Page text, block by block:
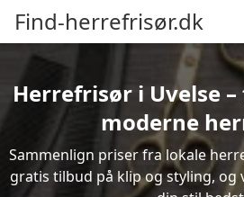
Find-herrefrisør.dk
Herrefrisør i Uvelse
moderne
Sammenlign priser fra lokale
gratis tilbud på klip og styling,